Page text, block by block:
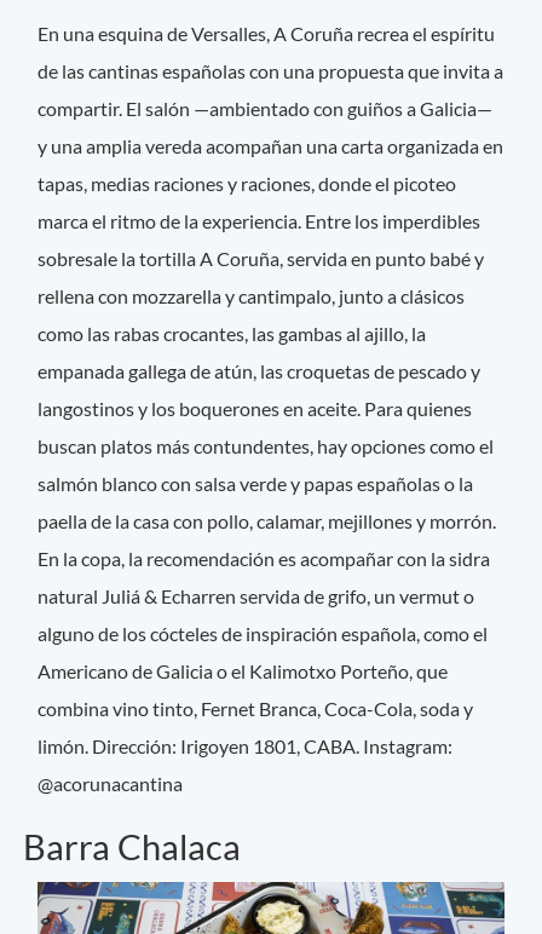
En una esquina de Versalles, A Coruña recrea el espíritu
de las cantinas españolas con una propuesta que invita a
compartir. El salón —ambientado con guiños a Galicia—
y una amplia vereda acompañan una carta organizada en
tapas, medias raciones y raciones, donde el picoteo
marca el ritmo de la experiencia. Entre los imperdibles
sobresale la tortilla A Coruña, servida en punto babé y
rellena con mozzarella y cantimpalo, junto a clásicos
como las rabas crocantes, las gambas al ajillo, la
empanada gallega de atún, las croquetas de pescado y
langostinos y los boquerones en aceite. Para quienes
buscan platos más contundentes, hay opciones como el
salmón blanco con salsa verde y papas españolas o la
paella de la casa con pollo, calamar, mejillones y morrón.
En la copa, la recomendación es acompañar con la sidra
natural Juliá & Echarren servida de grifo, un vermut o
alguno de los cócteles de inspiración española, como el
Americano de Galicia o el Kalimotxo Porteño, que
combina vino tinto, Fernet Branca, Coca-Cola, soda y
limón. Dirección: Irigoyen 1801, CABA. Instagram:
@acorunacantina
Barra Chalaca